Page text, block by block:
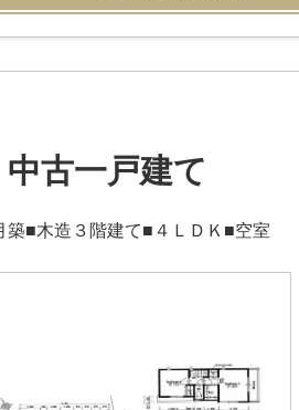
古一戸建て
■木造３階建て■４ＬＤＫ■空室